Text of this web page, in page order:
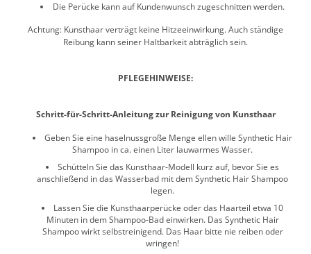
Die Perücke kann auf Kundenwunsch zugeschnitten werden.
Achtung: Kunsthaar verträgt keine Hitzeeinwirkung. Auch ständige
Reibung kann seiner Haltbarkeit abträglich sein.
PFLEGEHINWEISE:
Schritt-für-Schritt-Anleitung zur Reinigung von Kunsthaar
Geben Sie eine haselnussgroße Menge ellen wille Synthetic Hair
Shampoo in ca. einen Liter lauwarmes Wasser.
Schütteln Sie das Kunsthaar-Modell kurz auf, bevor Sie es
anschließend in das Wasserbad mit dem Synthetic Hair Shampoo
legen.
Lassen Sie die Kunsthaarperücke oder das Haarteil etwa 10
Minuten in dem Shampoo-Bad einwirken. Das Synthetic Hair
Shampoo wirkt selbstreinigend. Das Haar bitte nie reiben oder
wringen!